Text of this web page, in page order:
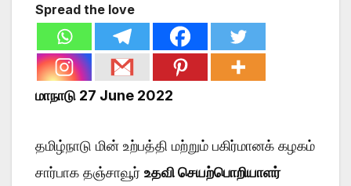
Spread the love
மாநாடு 27 June 2022
தமிழ்நாடு மின் உற்பத்தி மற்றும் பகிர்மானக் கழகம்
சார்பாக தஞ்சாவூர் உதவி செயற்பொறியாளர்